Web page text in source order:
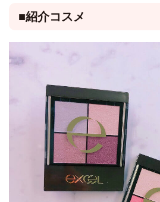
■紹介コスメ